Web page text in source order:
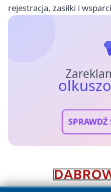
rejestracja, zasiłki i
SPRAWDŹ